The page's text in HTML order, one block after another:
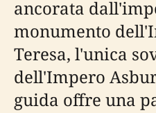
ancorata
monumento
Teresa, l'unica
dell'Impero
guida offre una